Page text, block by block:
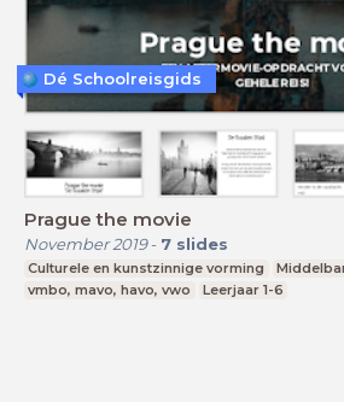
Prague the movie
November 2019- 7 slides
Culturele en kunstzinnige vorming
vmbo, mavo, havo, vwo
Leerjaar 1-6
Dé Schoolreisgids